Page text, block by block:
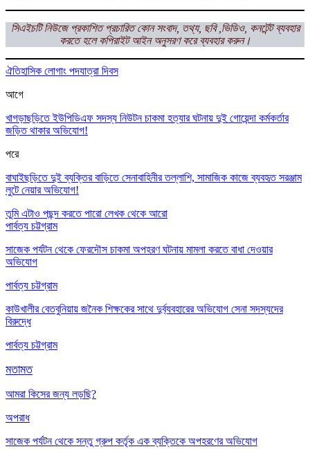
সিএইচটি নিউজে প্রকাশিত প্রচারিত কোন সংবাদ, তথ্য, ছবি ,ভিডিও, কনটেন্ট ব্যবহার
করতে হলে কপিরাইট আইন অনুসরণ করে ব্যবহার করুন।
ঐতিহাসিক লোগাং পদযাত্রা দিবস
আগে
খাগড়াছড়িতে ইউপিডিএফ সদস্য নিউটন চাকমা হত্যার ঘটনায় দুই গোয়েন্দা কর্মকর্তার
জড়িত থাকার অভিযোগ!
পরে
বাঘাইছড়িতে দুই ব্যক্তির বাড়িতে সেনাবাহিনীর তল্লাশি, সামাজিক কাজে ব্যবহৃত সরঞ্জাম
লুটে নেয়ার অভিযোগ!
তুমি এটাও পছন্দ করতে পারো লেখক থেকে আরো
পার্বত্য চট্টগ্রাম
সাজেক পর্যটন থেকে ফেরদৌস চাকমা অপহরণ ঘটনায় মামলা করতে বাধা দেওয়ার
অভিযোগ
পার্বত্য চট্টগ্রাম
কাউখালীর বেতবুনিয়ায় জনৈক শিক্ষকের সাথে দুর্ব্যবহারের অভিযোগ সেনা সদস্যদের
বিরুদ্ধে
পার্বত্য চট্টগ্রাম
মতামত
আমরা কিসের জন্য লড়ছি?
অপরাধ
সাজেক পর্যটন থেকে সন্তু গ্রুপ কর্তৃক এক ব্যক্তিকে অপহরণের অভিযোগ